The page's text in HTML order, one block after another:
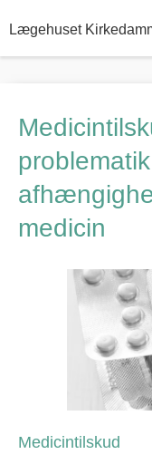
Lægehuset
medicin
Medicintilskud